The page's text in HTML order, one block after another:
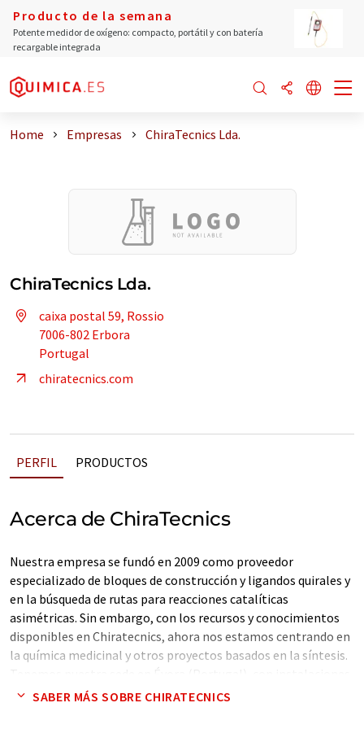
Producto de la semana
Potente medidor de oxígeno: compacto, portátil y con batería
recargable integrada
Home Empresas ChiraTecnics Lda.
ChiraTecnics Lda.
caixa postal 59, Rossio
7006-802 Erbora
Portugal
chiratecnics.com
PERFIL PRODUCTOS
Acerca de ChiraTecnics
Nuestra empresa se fundó en 2009 como proveedor
especializado de bloques de construcción y ligandos quirales y
en la búsqueda de rutas para reacciones catalíticas
asimétricas. Sin embargo, con los recursos y conocimientos
disponibles en Chiratecnics, ahora nos estamos centrando en
la química medicinal y otros proyectos basados en la síntesis.
en el Parque Industrial y Tecnológico. En colaboración con la
SABER MÁS SOBRE CHIRATECNICS